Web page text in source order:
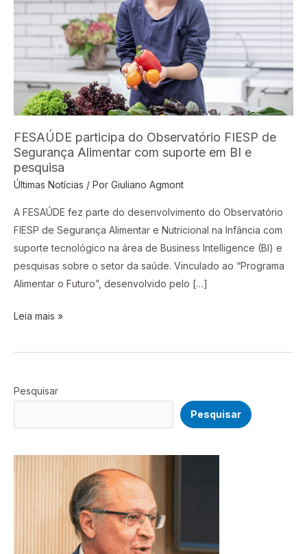
FESAÚDE participa do Observatório FIESP de
Segurança Alimentar com suporte em BI e
pesquisa
Últimas Notícias / Por Giuliano Agmont
A FESAÚDE fez parte do desenvolvimento do Observatório
FIESP de Segurança Alimentar e Nutricional na Infância com
suporte tecnológico na área de Business Intelligence (BI) e
pesquisas sobre o setor da saúde. Vinculado ao “Programa
Alimentar o Futuro”, desenvolvido pelo […]
FIESP
de
Segurança
Alimentar
suporte
em
e
pesquisa
Leia mais »
Pesquisar
Pesquisar